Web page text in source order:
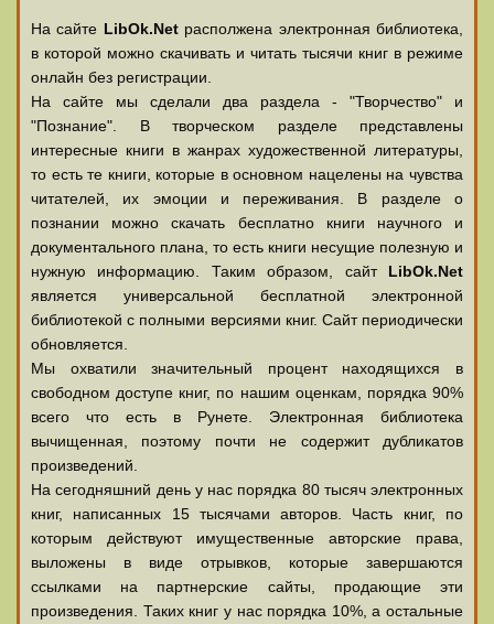
На сайте LibOk.Netрасполжена электронная библиотека,
в которой можно скачивать и читать тысячи книг в режиме
онлайн без регистрации.
На сайте мы сделали два раздела - "Творчество" и
"Познание". В творческом разделе представлены
интересные книги в жанрах художественной литературы,
то есть те книги, которые в основном нацелены на чувства
читателей, их эмоции и переживания. В разделе о
познании можно скачать бесплатно книги научного и
документального плана, то есть книги несущие полезную и
нужную информацию. Таким образом, сайт LibOk.Net
является универсальной бесплатной электронной
библиотекой с полными версиями книг. Сайт периодически
обновляется.
Мы охватили значительный процент находящихся в
свободном доступе книг, по нашим оценкам, порядка 90%
всего что есть в Рунете. Электронная библиотека
вычищенная, поэтому почти не содержит дубликатов
произведений.
На сегодняшний день у нас порядка 80 тысяч электронных
книг, написанных 15 тысячами авторов. Часть книг, по
которым действуют имущественные авторские права,
выложены в виде отрывков, которые завершаются
ссылками на партнерские сайты, продающие эти
произведения. Таких книг у нас порядка 10%, а остальные